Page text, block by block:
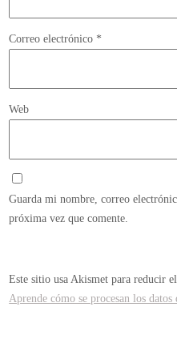
Correo electrónico *
Web
Guarda mi nombre, correo
próxima vez que comente.
Este sitio usa Akismet para reducir el
Aprende cómo se procesan los datos